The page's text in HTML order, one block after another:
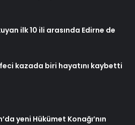
ilk 10 ili arasında Edirne de
feci kazada biri hayatını kaybetti
yeni Hükümet Konağı’nın